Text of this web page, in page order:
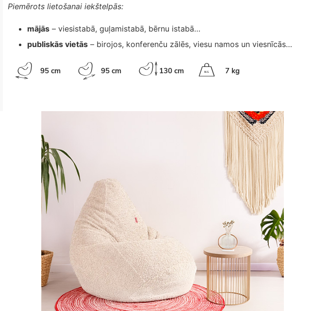
Piemērots lietošanai iekštelpās:
mājās – viesistabā, guļamistabā, bērnu istabā…
publiskās vietās – birojos, konferenču zālēs, viesu namos un viesnīcās…
95 cm 95 cm 130 cm KG 7 kg